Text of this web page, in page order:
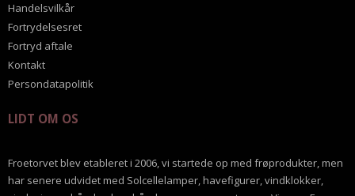
Handelsvilkår
Fortrydelsesret
Fortryd aftale
Kontakt
Persondatapolitik
LIDT OM OS
Froetorvet blev etableret i 2006, vi startede op med frøprodukter, men
har senere udvidet med Solcellelamper, havefigurer, vindklokker,